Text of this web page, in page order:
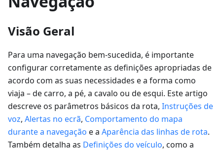
Visão Geral
Para uma navegação bem-sucedida, é importante
configurar corretamente as definições apropriadas de
acordo com as suas necessidades e a forma como
viaja – de carro, a pé, a cavalo ou de esqui. Este artigo
descreve os parâmetros básicos da rota, Instruções de
voz, Alertas no ecrã, Comportamento do mapa
durante a navegação e a Aparência das linhas de rota.
Também detalha as Definições do veículo, como a